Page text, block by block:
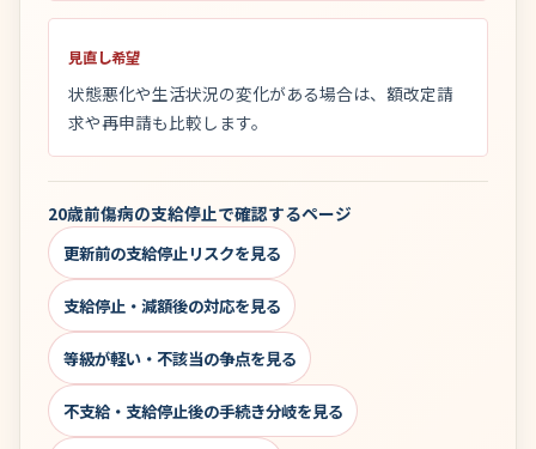
見直し希望
状態悪化や生活状況の変化がある場合は、額改定請
求や再申請も比較します。
20歳前傷病の支給停止で確認するページ
更新前の支給停止リスクを見る
支給停止・減額後の対応を見る
等級が軽い・不該当の争点を見る
不支給・支給停止後の手続き分岐を見る